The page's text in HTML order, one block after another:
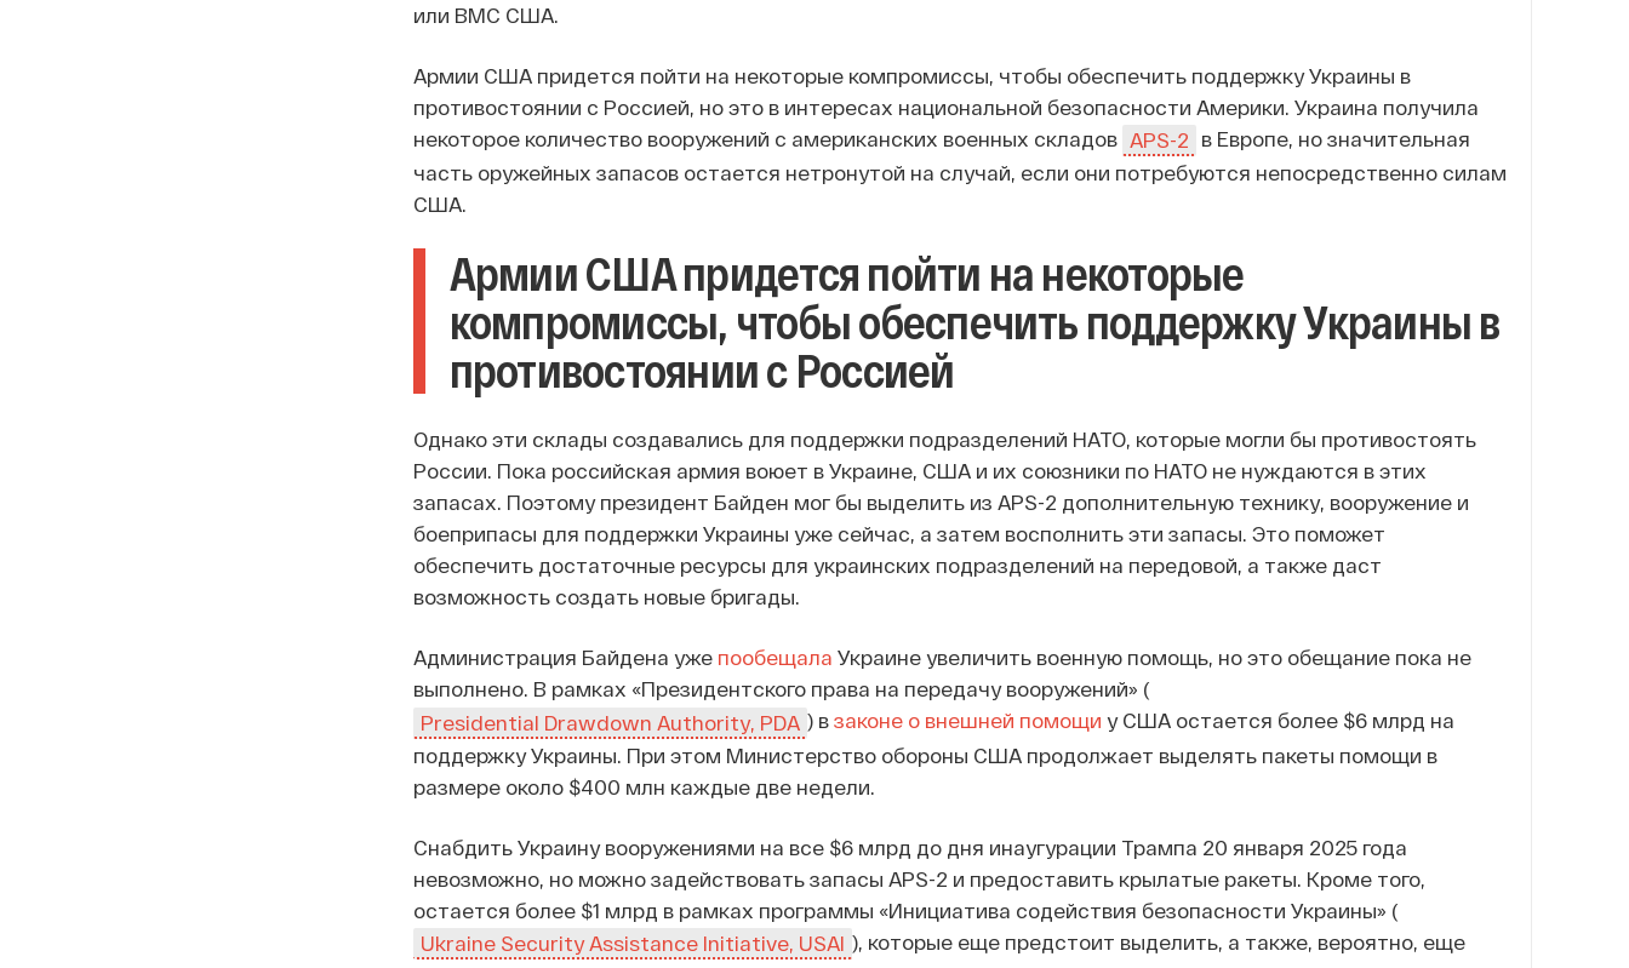
или ВМС США.
Армии США придется пойти на некоторые компромиссы, чтобы обеспечить поддержку Украины в
противостоянии с Россией, но это в интересах национальной безопасности Америки. Украина получила
некоторое количество вооружений с американских военных складов APS-2 в Европе, но значительная
часть оружейных запасов остается нетронутой на случай, если они потребуются непосредственно силам
США.
Армии США придется пойти на некоторые
компромиссы, чтобы обеспечить поддержку Украины в
противостоянии с Россией
Однако эти склады создавались для поддержки подразделений НАТО, которые могли бы противостоять
России. Пока российская армия воюет в Украине, США и их союзники по НАТО не нуждаются в этих
запасах. Поэтому президент Байден мог бы выделить из APS-2 дополнительную технику, вооружение и
боеприпасы для поддержки Украины уже сейчас, а затем восполнить эти запасы. Это поможет
обеспечить достаточные ресурсы для украинских подразделений на передовой, а также даст
возможность создать новые бригады.
Администрация Байдена уже пообещала Украине увеличить военную помощь, но это обещание пока не
выполнено. В рамках «Президентского права на передачу вооружений» (
Presidential Drawdown Authority, PDA ) в законе о внешней помощи у США остается более $6 млрд на
поддержку Украины. При этом Министерство обороны США продолжает выделять пакеты помощи в
размере около $400 млн каждые две недели.
Снабдить Украину вооружениями на все $6 млрд до дня инаугурации Трампа 20 января 2025 года
невозможно, но можно задействовать запасы APS-2 и предоставить крылатые ракеты. Кроме того,
остается более $1 млрд в рамках программы «Инициатива содействия безопасности Украины» (
Ukraine Security Assistance Initiative, USAI ), которые еще предстоит выделить, а также, вероятно, еще